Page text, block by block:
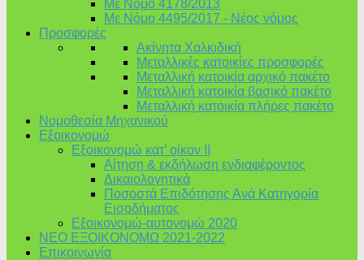
Με Νόμο 4178/2013
Με Νόμο 4495/2017 - Νέος νόμος
Προσφορές
Ακίνητα Χαλκιδική
Μεταλλικές κατοικίες προσφορές
Μεταλλική κατοικία αρχικό πακέτο
Μεταλλική κατοικία βασικό πακέτο
Μεταλλική κατοικία πλήρες πακέτο
Νομοθεσία Μηχανικού
Εξοικονομώ
Εξοικονομώ κατ’ οίκον II
Αίτηση & εκδήλωση ενδιαφέροντος
Δικαιολογητικά
Ποσοστά Επιδότησης Ανά Κατηγορία
Εισοδήματος
Εξοικονομώ-αυτονομώ 2020
ΝΕΟ ΕΞΟΙΚΟΝΟΜΩ 2021-2022
Επικοινωνία